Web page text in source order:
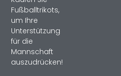
Fußballtrikots,
um Ihre
Unterstützung
für die
Mannschaft
auszudrücken!